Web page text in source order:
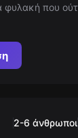
φυλακή που
πριν το ρολόι
2-6 άνθρωποι